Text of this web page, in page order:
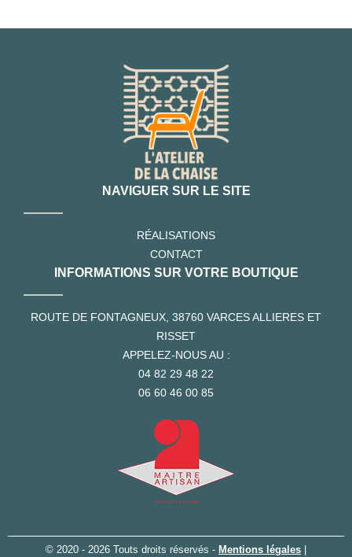
NAVIGUER SUR LE SITE
RÉALISATIONS
CONTACT
INFORMATIONS SUR VOTRE BOUTIQUE
ROUTE DE FONTAGNEUX, 38760 VARCES ALLIERES ET
RISSET
APPELEZ-NOUS AU :
04 82 29 48 22
06 60 46 00 85
© 2020 - 2026 Touts droits réservés - Mentions légales